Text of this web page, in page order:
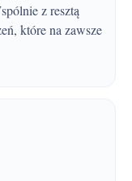
z resztą
które na zawsze